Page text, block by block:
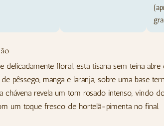
delicadamente floral, esta tisana sem teína
pêssego, manga e laranja, sobre uma base
chávena revela um tom rosado intenso, vindo
um toque fresco de hortelã-pimenta no final.